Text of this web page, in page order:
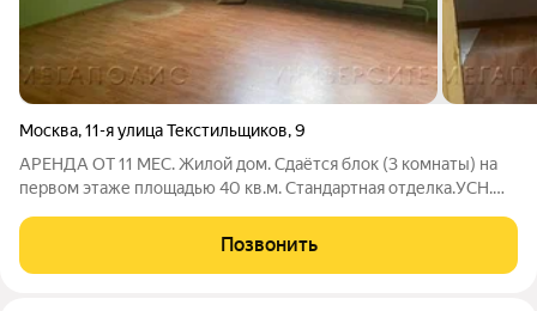
Москва,11-я улица Текстильщиков,9
АРЕНДА ОТ 11 МЕС. Жилой дом. Сдаётся блок (3 комнаты) на
первом этаже площадью 40 кв.м. Стандартная отделка.УСН.
Позвонить